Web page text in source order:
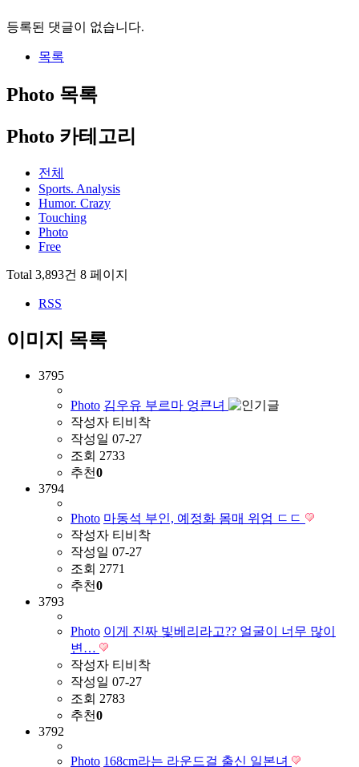
등록된 댓글이 없습니다.
목록
Photo 목록
Photo 카테고리
전체
Sports. Analysis
Humor. Crazy
Touching
Photo
Free
Total 3,893건 8 페이지
RSS
이미지 목록
3795
Photo 김우유 부르마 엉큰녀
작성자 티비착
작성일 07-27
조회 2733
추천0
3794
Photo 마동석 부인, 예정화 몸매 위엄 ㄷㄷ
작성자 티비착
작성일 07-27
조회 2771
추천0
3793
Photo 이게 진짜 빛베리라고?? 얼굴이 너무 많이
변…
작성자 티비착
작성일 07-27
조회 2783
추천0
3792
Photo 168cm라는 라운드걸 출신 일본녀